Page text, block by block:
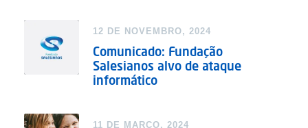
12 DE NOVEMBRO, 2024
Comunicado: Fundação
Salesianos alvo de ataque
informático
11 DE MARÇO, 2024